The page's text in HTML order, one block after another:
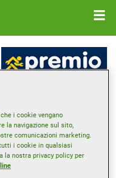
i cookie vengano
la navigazione sul sito,
comunicazioni marketing.
i cookie in qualsiasi
la nostra privacy policy per